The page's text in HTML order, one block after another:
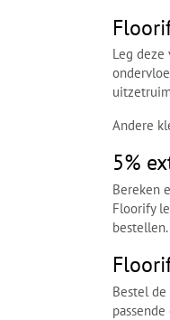
Leg
Andere
5%
Bereken
Floorify
bestellen.
Bestel